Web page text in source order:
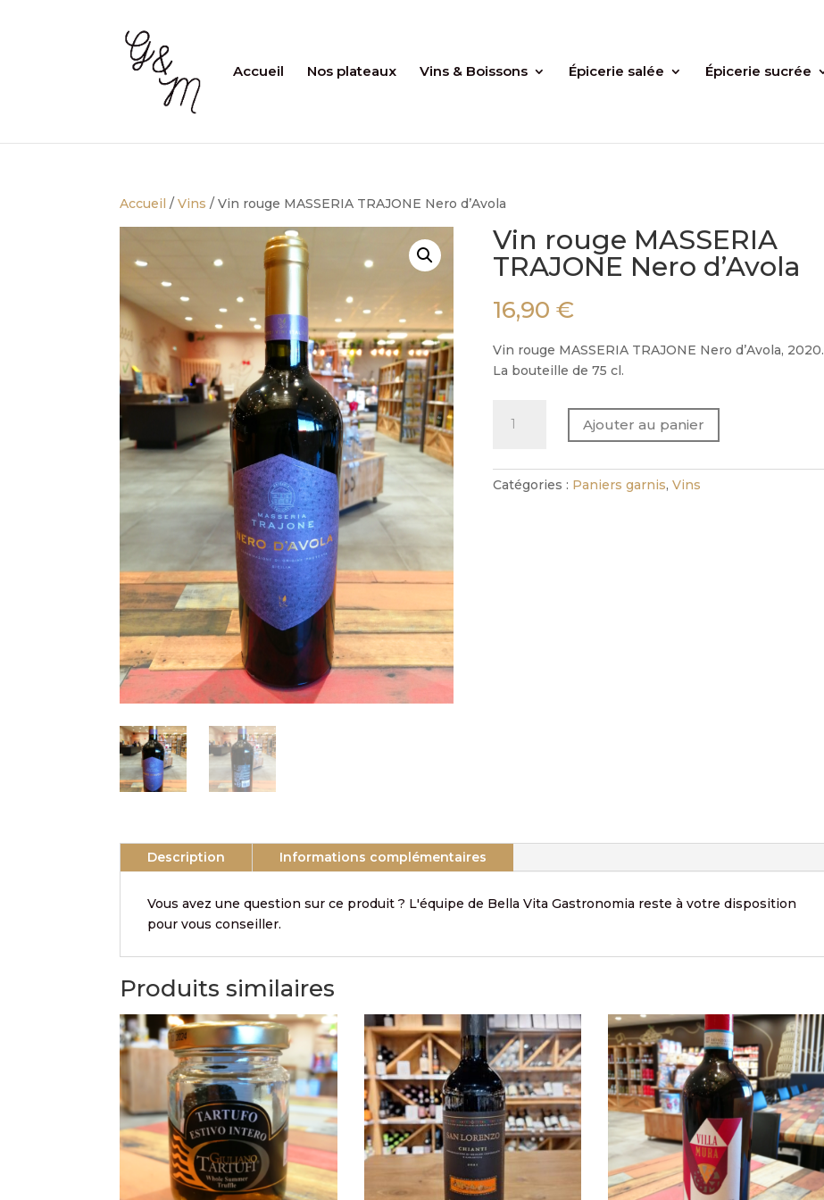
Accueil Nos plateaux Vins & Boissons Épicerie salée Épicerie sucrée
Accueil /Vins / Vin rouge MASSERIA TRAJONE Nero d’Avola
Vin rouge MASSERIA
TRAJONE Nero d’Avola
16,90 €
Vin rouge MASSERIA TRAJONE Nero d’Avola, 2020.
La bouteille de 75 cl.
rouge
MASSERIA
Ajouter au panier
Catégories : Paniers garnis, Vins
Description Informations complémentaires
Vous avez une question sur ce produit ? L'équipe de Bella Vita Gastronomia reste à votre disposition
pour vous conseiller.
Produits similaires